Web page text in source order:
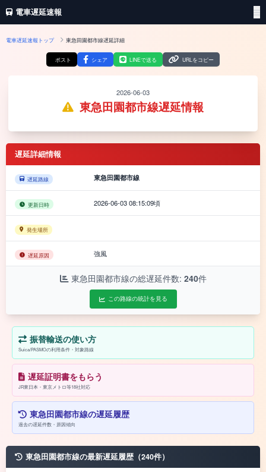
電車遅延速報
電車遅延速報トップ 東急田園都市線遅延詳細
ポスト シェア LINEで送る URLをコピー
2026-06-03
東急田園都市線遅延情報
遅延詳細情報
遅延路線 東急田園都市線
更新日時 2026-06-03 08:15:09頃
発生場所
遅延原因 強風
東急田園都市線の総遅延件数: 240件
この路線の統計を見る
振替輸送の使い方
Suica/PASMOの利用条件・対象路線
遅延証明書をもらう
JR東日本・東京メトロ等18社対応
東急田園都市線の遅延履歴
過去の遅延件数・原因傾向
東急田園都市線の最新遅延履歴（240件）